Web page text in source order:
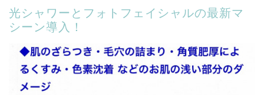
光シャワーとフォトフェイシャルの最新マ
シーン導入！